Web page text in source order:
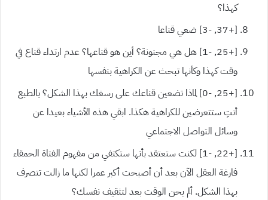
كهذا؟
[+37, -3] ضعي قناعا
[+25, -1] هل هي مجنونة؟ أين هو قناعها؟ عدم ارتداء قناع في
وقت كهذا وكأنها تبحث عن الكراهية بنفسها
[+25, -0] لماذا تضعين قناعك على رسغك بهذا الشكل؟ بالطبع
أنتِ ستتعرضين للكراهية هكذا. ابقي هذه الأشياء بعيدا عن
وسائل التواصل الاجتماعي
[+22, -1] لكنت ستعتقد بأنها ستكتفي من مفهوم الفتاة الحمقاء
فارغة العقل الآن بعد أن أصبحت أكبر عمرا لكنها ما زالت تتصرف
بهذا الشكل. ألم يحن الوقت بعد لتثقيف نفسك؟